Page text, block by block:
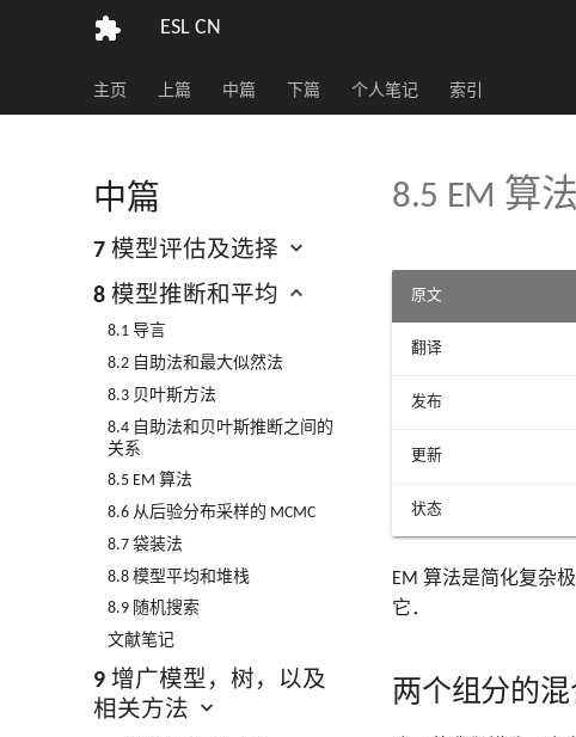
ESL CN
主页 上篇 中篇 下篇 个人笔记 索引
中篇
7 模型评估及选择
8 模型推断和平均
8.1 导言
8.2 自助法和最大似然法
8.3 贝叶斯方法
8.4 自助法和贝叶斯推断之间的
关系
8.5 EM 算法
8.6 从后验分布采样的 MCMC
8.7 袋装法
8.8 模型平均和堆栈
8.9 随机搜索
文献笔记
9 增广模型，树，以及
相关方法
8.5 EM 算法
原文
翻译
发布
更新
状态
EM 算法是简化复杂
它．
两个组分的